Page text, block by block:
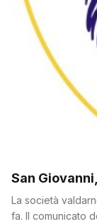
San
La società
fa. Il comunicato